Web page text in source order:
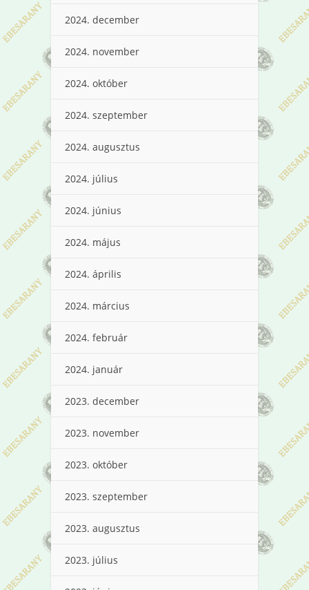
2024. december
2024. november
2024. október
2024. szeptember
2024. augusztus
2024. július
2024. június
2024. május
2024. április
2024. március
2024. február
2024. január
2023. december
2023. november
2023. október
2023. szeptember
2023. augusztus
2023. július